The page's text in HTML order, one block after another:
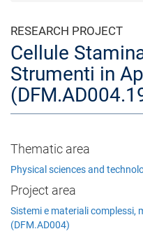
RESEARCH PROJECT
Cellule
Strumenti in
Thematic area
Physical sciences and
Project area
Sistemi e materiali complessi,
(DFM.AD004)